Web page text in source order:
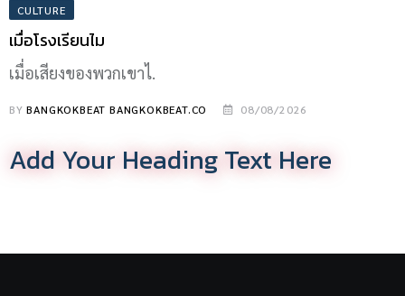
CULTURE
เมื่อโรงเรียนไม
เมื่อเสียงของพวกเขาไ.
BYBANGKOKBEAT BANGKOKBEAT.CO 08/08/2026
Add Your Heading Text Here